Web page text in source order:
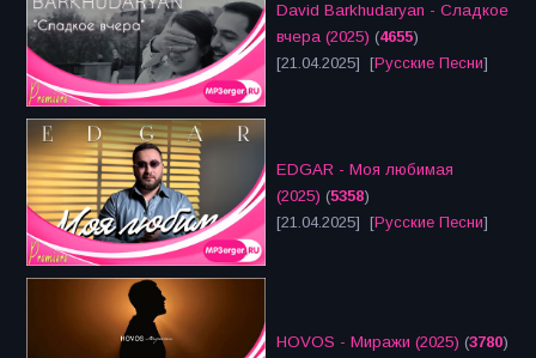
David Barkhudaryan - Сладкое
вчера (2025) (4655)
[21.04.2025] [Русские Песни]
EDGAR - Моя любимая
(2025) (5358)
[21.04.2025] [Русские Песни]
HOVOS - Миражи (2025) (3780)